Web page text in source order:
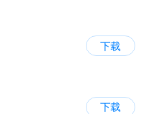
下载
下载